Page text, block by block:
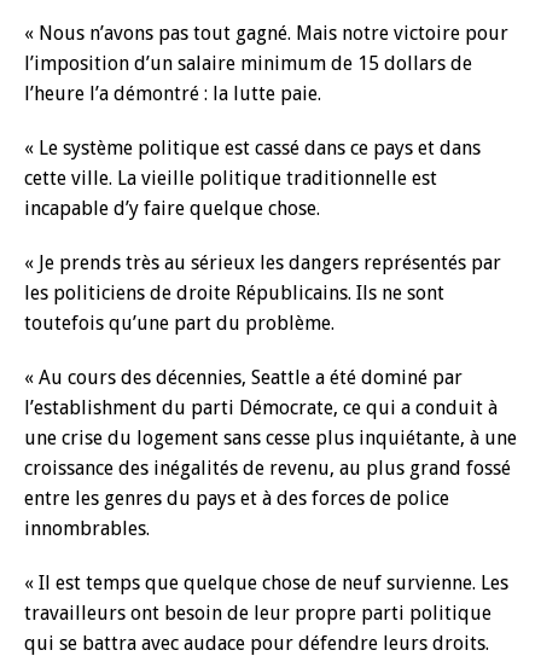
« Nous n’avons pas tout gagné. Mais notre victoire pour
l’imposition d’un salaire minimum de 15 dollars de
l’heure l’a démontré : la lutte paie.
« Le système politique est cassé dans ce pays et dans
cette ville. La vieille politique traditionnelle est
incapable d’y faire quelque chose.
« Je prends très au sérieux les dangers représentés par
les politiciens de droite Républicains. Ils ne sont
toutefois qu’une part du problème.
« Au cours des décennies, Seattle a été dominé par
l’establishment du parti Démocrate, ce qui a conduit à
une crise du logement sans cesse plus inquiétante, à une
croissance des inégalités de revenu, au plus grand fossé
entre les genres du pays et à des forces de police
innombrables.
« Il est temps que quelque chose de neuf survienne. Les
travailleurs ont besoin de leur propre parti politique
qui se battra avec audace pour défendre leurs droits.